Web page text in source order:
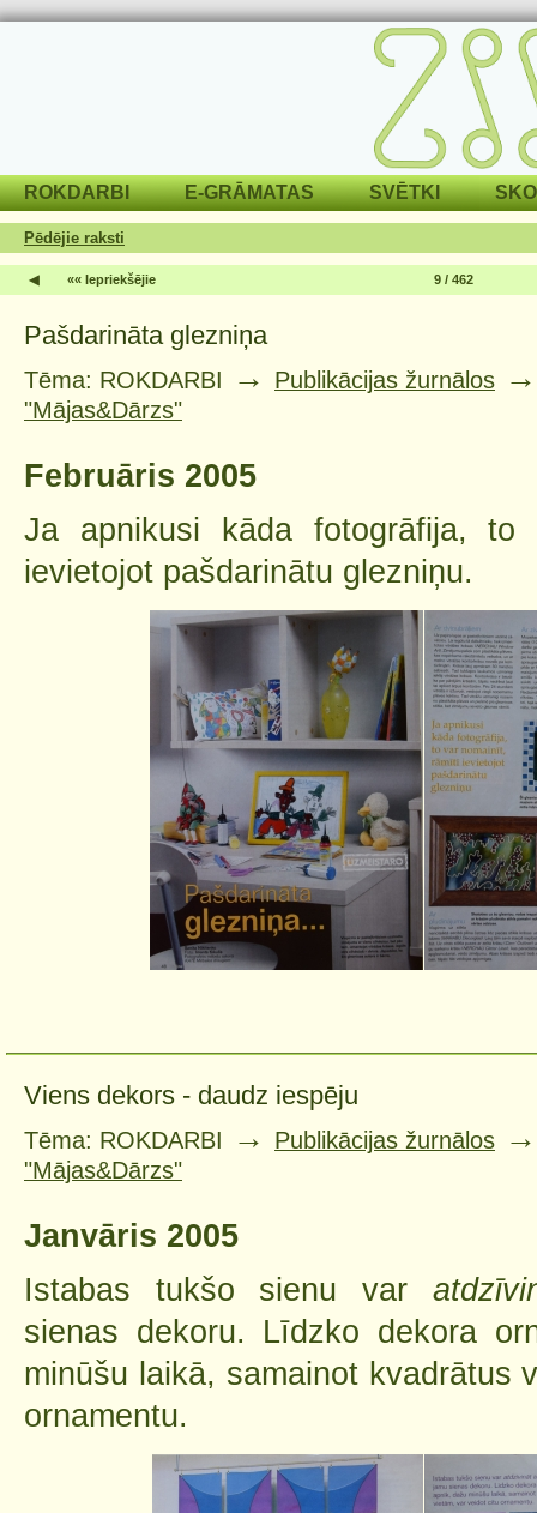
ROKDARBI E-GRĀMATAS SVĒTKI
Pēdējie raksti
◀ «« Iepriekšējie 9 / 462
Pašdarināta glezniņa
Tēma: ROKDARBI → Publikācijas žurnālos
"Mājas&Dārzs"
Februāris 2005
Ja apnikusi kāda fotogrāfija, to
ievietojot pašdarinātu glezniņu.
Viens dekors - daudz iespēju
Tēma: ROKDARBI → Publikācijas žurnālos
"Mājas&Dārzs"
Janvāris 2005
Istabas tukšo sienu var
sienas dekoru. Līdzko dekora
minūšu laikā, samainot kvadrātus
ornamentu.